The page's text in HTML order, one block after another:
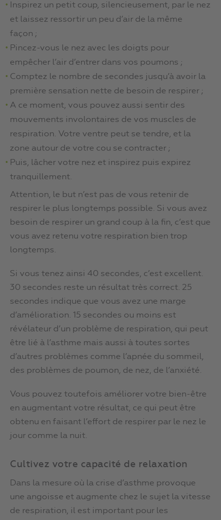
Inspirez un petit coup, silencieusement, par le nez
et laissez ressortir un peu d’air de la même
façon ;
Pincez-vous le nez avec les doigts pour
empêcher l’air d’entrer dans vos poumons ;
Comptez le nombre de secondes jusqu’à avoir la
première sensation nette de besoin de respirer ;
A ce moment, vous pouvez aussi sentir des
mouvements involontaires de vos muscles de
respiration. Votre ventre peut se tendre, et la
zone autour de votre cou se contracter ;
Puis, lâcher votre nez et inspirez puis expirez
tranquillement.
Attention, le but n’est pas de vous retenir de
respirer le plus longtemps possible. Si vous avez
besoin de respirer un grand coup à la fin, c’est que
vous avez retenu votre respiration bien trop
longtemps.
Si vous tenez ainsi 40 secondes, c’est excellent.
30 secondes reste un résultat très correct. 25
secondes indique que vous avez une marge
d’amélioration. 15 secondes ou moins est
révélateur d’un problème de respiration, qui peut
être lié à l’asthme mais aussi à toutes sortes
d’autres problèmes comme l’apnée du sommeil,
des problèmes de poumon, de nez, de l’anxiété.
Vous pouvez toutefois améliorer votre bien-être
en augmentant votre résultat, ce qui peut être
obtenu en faisant l’effort de respirer par le nez le
jour comme la nuit.
Cultivez votre capacité de relaxation
Dans la mesure où la crise d’asthme provoque
une angoisse et augmente chez le sujet la vitesse
de respiration, il est important pour les